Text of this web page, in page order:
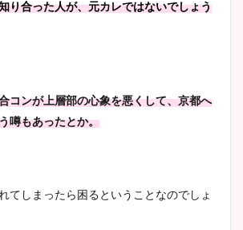
り合った人が、元カレではないでしょう
コンが上層部の心象を悪くして、京都へ
噂もあったとか。
てしまったら困るということなのでしょ